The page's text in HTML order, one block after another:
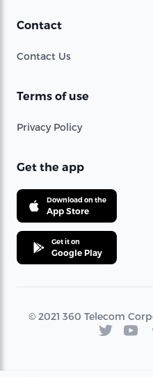
Contact
Contact Us
Terms of use
Privacy Policy
Get the app
Download on the
App Store
Get it on
Google Play
© 2021 360 Telecom